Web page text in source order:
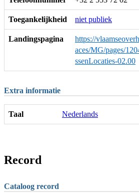
Toegankelijkheid niet publiek
Landingspagina
https://
aces/MG/pages/
ssenLocaties-02.00
Extra informatie
Taal Nederlands
Record
Cataloog record